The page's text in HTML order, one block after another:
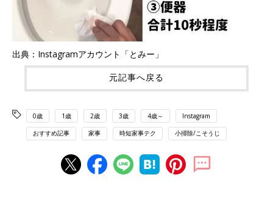
出典：Instagramアカウント「とみー」
元記事へ戻る
0歳 1歳 2歳 3歳 4歳～ Instagram
おすすめ記事 家事 時短家事テク 小掃除/こそうじ